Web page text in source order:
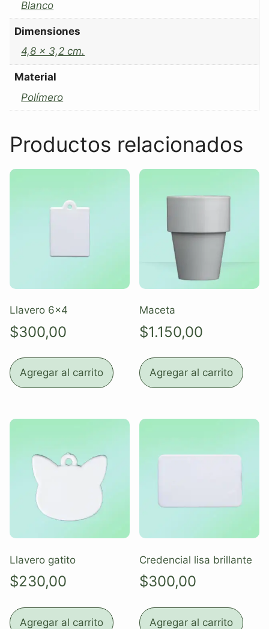
Blanco
Dimensiones
4,8 x 3,2 cm.
Material
Polímero
Productos relacionados
Llavero 6×4
$300,00
Agregar al carrito
Maceta
$1.150,00
Agregar al carrito
Llavero gatito
$230,00
Agregar al carrito
Credencial lisa brillante
$300,00
Agregar al carrito